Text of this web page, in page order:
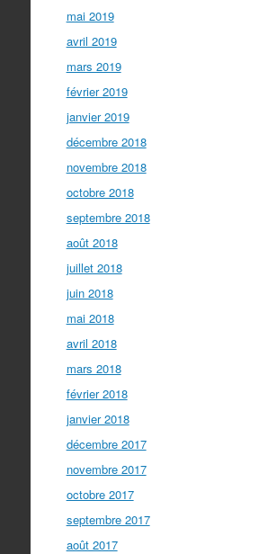
mai 2019
avril 2019
mars 2019
février 2019
janvier 2019
décembre 2018
novembre 2018
octobre 2018
septembre 2018
août 2018
juillet 2018
juin 2018
mai 2018
avril 2018
mars 2018
février 2018
janvier 2018
décembre 2017
novembre 2017
octobre 2017
septembre 2017
août 2017